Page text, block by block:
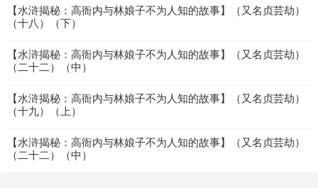
【水浒揭秘：高衙内与林娘子不为人知的故事】（又名贞芸劫）
（十八）（下）
【水浒揭秘：高衙内与林娘子不为人知的故事】（又名贞芸劫）
（二十二）（中）
【水浒揭秘：高衙内与林娘子不为人知的故事】（又名贞芸劫）
（十九）（上）
【水浒揭秘：高衙内与林娘子不为人知的故事】（又名贞芸劫）
（二十二）（中）